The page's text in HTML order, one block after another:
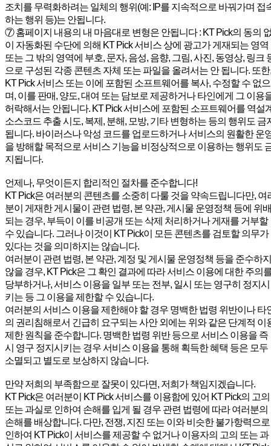
조치를 무력화하려는 일체의 행위(예: IP를 지속적으로 바꿔가며 접
하는 행위 등)는 안됩니다.
⑦ 홈페이지 내용의 내 마음대로 변형은 안됩니다 : KT Pick의 동의
이 자동화된 수단에 의해 KT Pick 서비스 상에 광고가 게재되는 영역
또는 그 밖의 영역에 부호, 문자, 음성, 음향, 그림, 사진, 동영상, 링크
으로 구성된 각종 콘텐츠 자체 또는 파일을 올려서는 안 됩니다. 또한,
KT Pick 서비스 또는 이에 포함된 소프트웨어를 복사, 수정할 수 없으
며, 이를 판매, 양도, 대여 또는 담보로 제공하거나 타인에게 그 이용
허락해서는 안됩니다. KT Pick 서비스에 포함된 소프트웨어를 역설
소스코드 추출 시도, 복제, 분해, 모방, 기타 변형하는 등의 행위도 금
됩니다. 바이러스나 악성 코드를 업로드하거나 서비스의 원활한 운
을 방해할 목적으로 서비스 기능을 비정상적으로 이용하는 행위도
지됩니다.
언제나, 무엇이든지 합리적인 절차를 준수합니다!
KT Pick은 여러분의 콘텐츠를 소중히 다룰 것을 약속드립니다만, 여
분이 게재한 게시물이 관련 법령, 본 약관, 게시물 운영정책 등에 위배
되는 경우, 부득이 이를 비공개 또는 삭제 처리하거나 게재를 거부할
수 있습니다. 그러나 이것이 KT Pick이 모든 콘텐츠를 검토할 의무가
있다는 것을 의미하지는 않습니다.
여러분이 관련 법령, 본 약관, 계정 및 게시물 운영정책 등을 준수하지
않을 경우, KT Pick은 그 확인 결과에 따라 서비스 이용에 대한 주의
당부하거나, 서비스 이용을 일부 또는 전부, 일시 또는 영구히 정지시
키는 등 그 이용을 제한할 수 있습니다.
여러분의 서비스 이용을 제한해야 할 경우 명백한 법령 위반이나 타
의 권리침해로서 긴급히 요구되는 사안 외에는 위와 같은 단계적 이
제한 원칙을 준수합니다. 명백한 법령 위반 등으로 서비스 이용을 즉
시 영구 정지시키는 경우 서비스 이용을 통해 획득한 혜택 등은 모두
소멸되고 별도로 보상하지 않습니다.
만약 저희의 부족함으로 잘못이 있다면, 저희가 책임지겠습니다.
KT Pick은 여러분이 KT Pick 서비스를 이용함에 있어 KT Pick의 고의
또는 과실로 인하여 손해를 입게 될 경우 관련 법령에 따라 여러분의
손해를 배상합니다. 다만, 전쟁, 지진 또는 이와 비슷한 불가항력으로
인하여 KT Pick이 서비스를 제공할 수 없거나 이용자의 고의 또는 과